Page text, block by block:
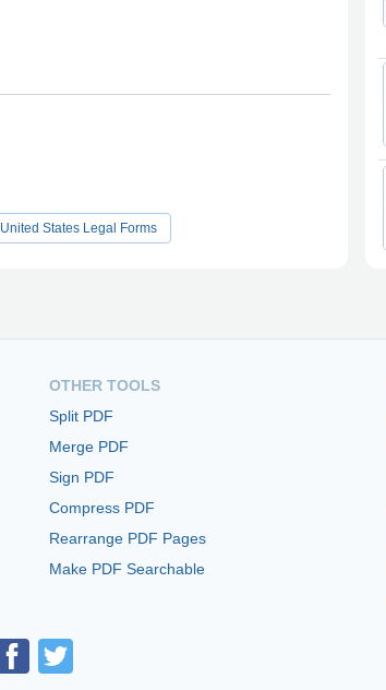
United States Legal Forms
OTHER TOOLS
Split PDF
Merge PDF
Sign PDF
Compress PDF
Rearrange PDF Pages
Make PDF Searchable